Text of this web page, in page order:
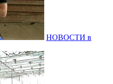
НОВОСТИ в